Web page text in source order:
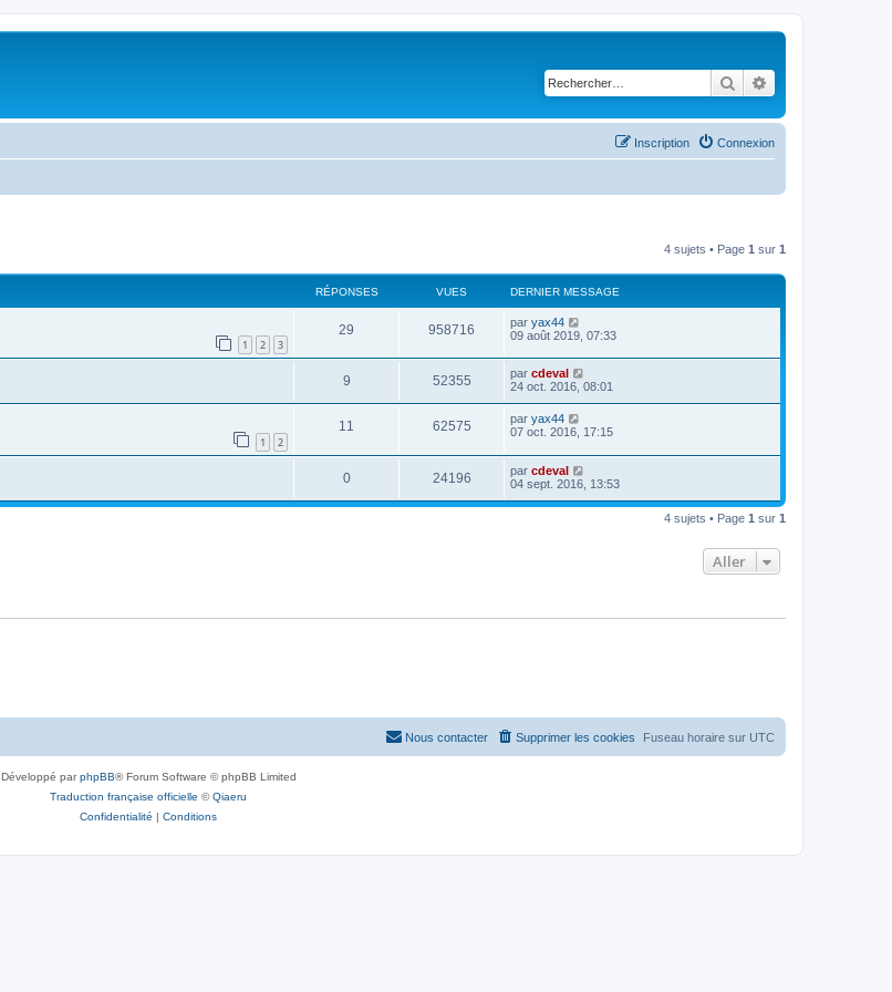
Rechercher
Connexion
Inscription
4 sujets • Page 1 sur 1
RÉPONSES VUES DERNIER MESSAGE
1 2 3
29 958716 par yax44
09 août 2019, 07:33
9 52355 par cdeval
24 oct. 2016, 08:01
1 2
11 62575 par yax44
07 oct. 2016, 17:15
0 24196 par cdeval
04 sept. 2016, 13:53
4 sujets • Page 1 sur 1
Aller
Fuseau horaire sur UTC
Supprimer les cookies
Nous contacter
Développé parphpBB® Forum Software © phpBB Limited
Traduction française officielle ©Qiaeru
Confidentialité | Conditions